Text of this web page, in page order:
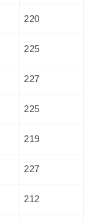
220
225
227
225
219
227
212